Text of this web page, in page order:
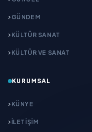
GÜNDEM
KÜLTÜR SANAT
KÜLTÜR VE SANAT
KURUMSAL
KÜNYE
İLETIŞIM